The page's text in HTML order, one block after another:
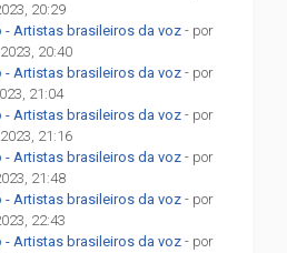
20:29
- Artistas brasileiros da voz - por
20:40
- Artistas brasileiros da voz - por
21:04
- Artistas brasileiros da voz - por
21:16
- Artistas brasileiros da voz - por
21:48
- Artistas brasileiros da voz - por
22:43
- Artistas brasileiros da voz - por